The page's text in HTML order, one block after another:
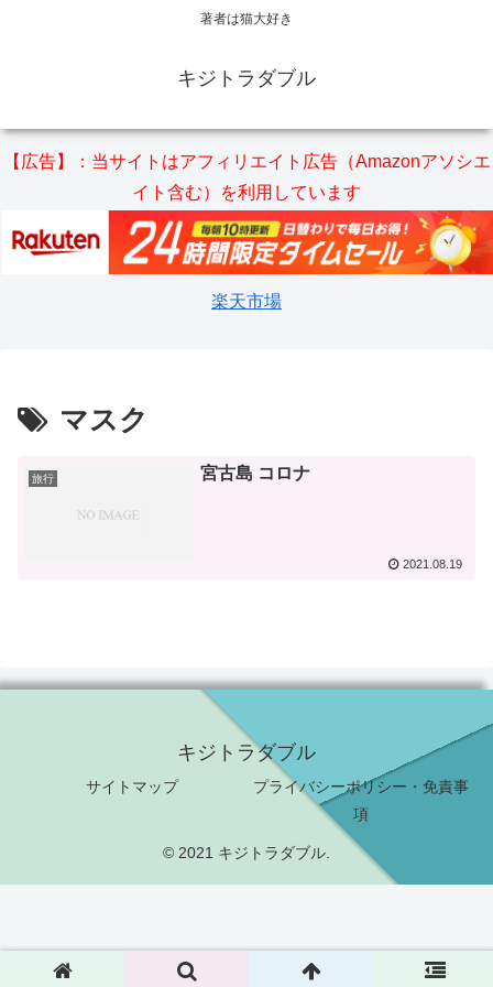
著者は猫大好き
キジトラダブル
【広告】：当サイトはアフィリエイト広告（Amazonアソシエ
イト含む）を利用しています
楽天市場
マスク
旅行 宮古島 コロナ
2021.08.19
キジトラダブル
サイトマップ
プライバシーポリシー・免責事
項
© 2021 キジトラダブル.